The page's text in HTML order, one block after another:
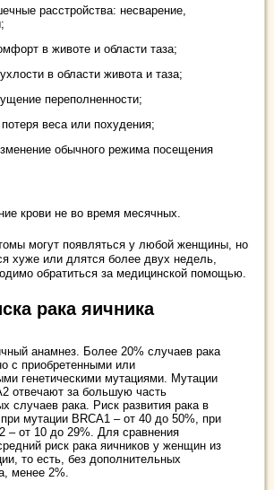
расстройства: несварение,
в животе и области таза;
в области живота и таза;
переполненности;
веса или похудения;
обычного режима посещения
крови не во время месячных.
могут появляться у любой женщины, но
хуже или длятся более двух недель,
обратиться за медицинской помощью.
рака яичника
анамнез. Более 20% случаев рака
с приобретенными или
генетическими мутациями. Мутации
отвечают за большую часть
случаев рака. Риск развития рака в
мутации BRCA1 – от 40 до 50%, при
– от 10 до 29%. Для сравнения
риск рака яичников у женщин из
то есть, без дополнительных
менее 2%.